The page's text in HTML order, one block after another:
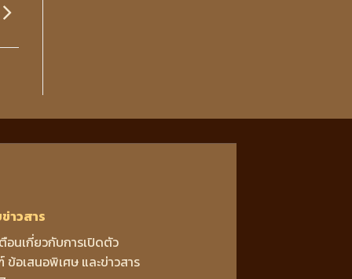
าวสาร
อนเกี่ยวกับการเปิดตัว
อเสนอพิเศษ และข่าวสาร